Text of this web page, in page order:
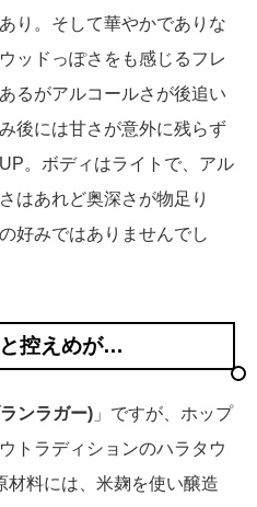
り。そして華やかでありな
ッドっぽさをも感じるフレ
るがアルコールさが後追い
後には甘さが意外に残らず
。ボディはライトで、アル
はあれど奥深さが物足り
好みではありませんでし
控えめが…
ンラガー) 」ですが、ホップ
トラディションのハラタウ
材料には、米麹を使い醸造